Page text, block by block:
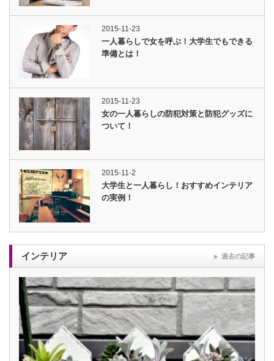
2015-11-23
一人暮らしで女を呼ぶ！大学生でもできる
準備とは！
2015-11-23
女の一人暮らしの防犯対策と防犯グッズに
ついて！
2015-11-2
大学生と一人暮らし！おすすめインテリア
の実例！
インテリア 過去の記事